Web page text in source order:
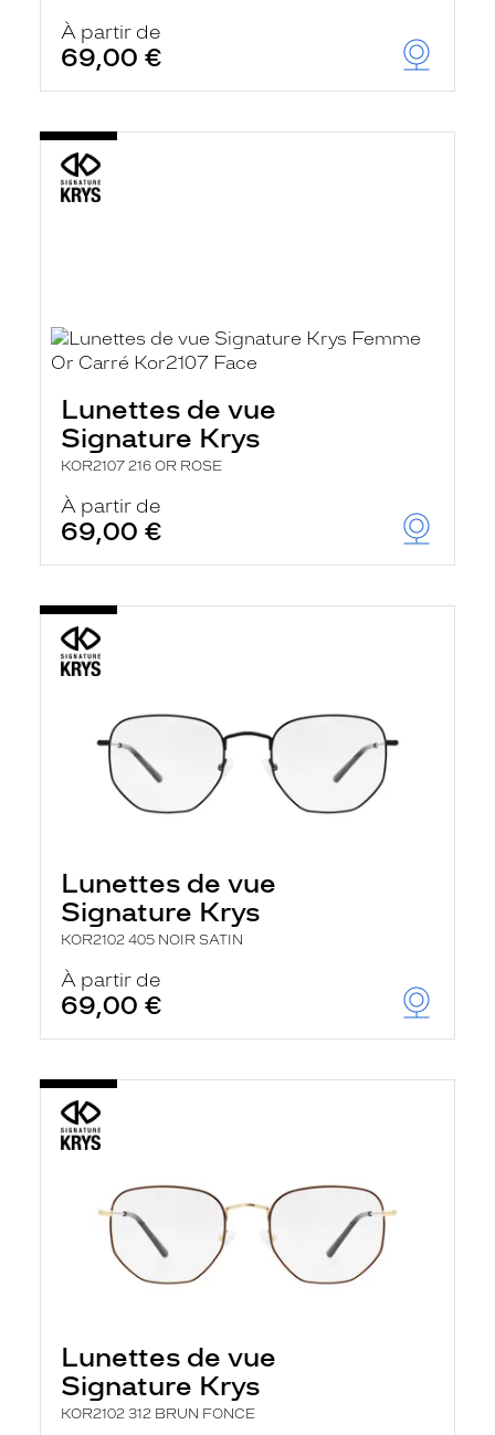
À partir de
69,00 €
Lunettes de vue
Signature Krys
KOR2107 216 OR ROSE
À partir de
69,00 €
Lunettes de vue
Signature Krys
KOR2102 405 NOIR SATIN
À partir de
69,00 €
Lunettes de vue
Signature Krys
KOR2102 312 BRUN FONCE